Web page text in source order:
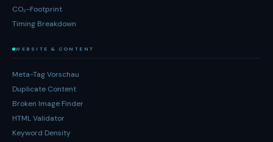
CO₂-Footprint
Timing Breakdown
WEBSITE & CONTENT
Meta-Tag Vorschau
Duplicate Content
Broken Image Finder
HTML Validator
Keyword Density